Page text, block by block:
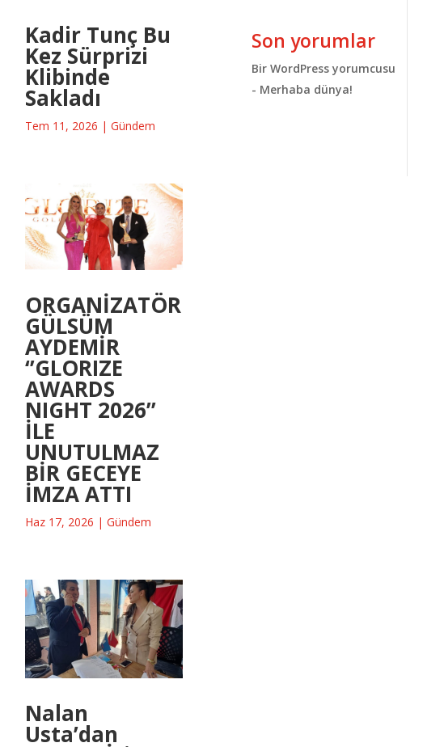
Kadir Tunç Bu
Kez Sürprizi
Klibinde
Sakladı
Tem 11, 2026 |Gündem
ORGANİZATÖR
GÜLSÜM
AYDEMİR
‘’GLORIZE
AWARDS
NIGHT 2026’’
İLE
UNUTULMAZ
BİR GECEYE
İMZA ATTI
Haz 17, 2026 |Gündem
Nalan
Usta’dan
Son yorumlar
Bir WordPress yorumcusu
- Merhaba dünya!